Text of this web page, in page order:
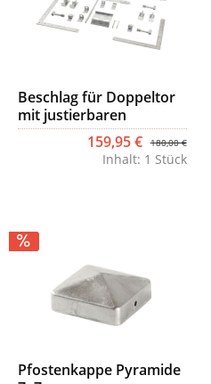
Beschlag für Doppeltor
mit justierbaren
Scharnieren159,95 € 180,00 €
Inhalt: 1 Stück
Pfostenkappe Pyramide